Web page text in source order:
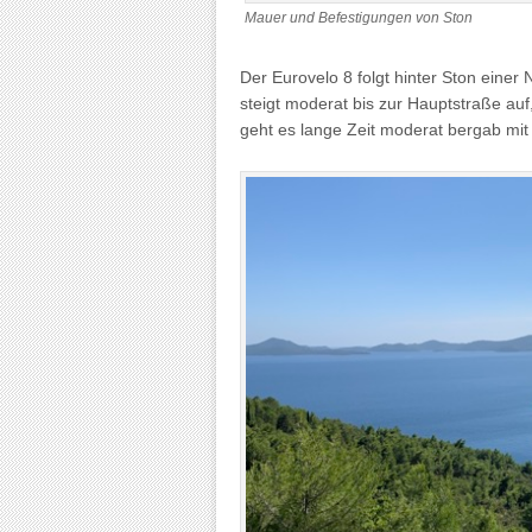
Mauer und Befestigungen von Ston
Der Eurovelo 8 folgt hinter Ston einer
steigt moderat bis zur Hauptstraße
geht es lange Zeit moderat bergab